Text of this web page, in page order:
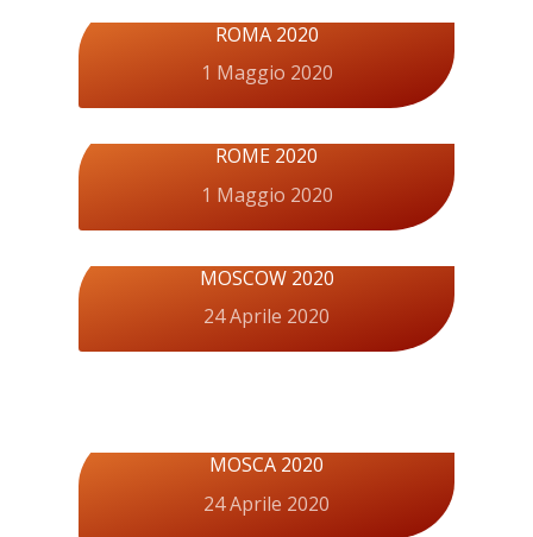
ROMA 2020
1 Maggio 2020
ROME 2020
1 Maggio 2020
MOSCOW 2020
24 Aprile 2020
MOSCA 2020
24 Aprile 2020